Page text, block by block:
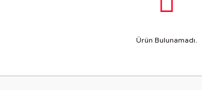
Ürün Bulunamadı.